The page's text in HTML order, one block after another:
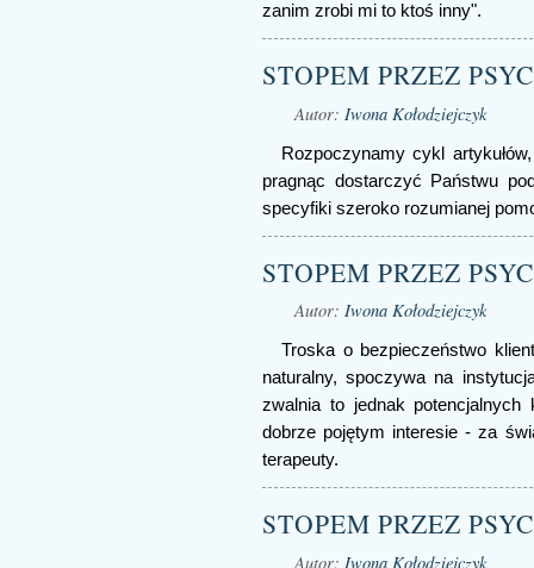
zanim zrobi mi to ktoś inny".
STOPEM PRZEZ
Autor: Iwona Kołodziejczyk
Rozpoczynamy cykl
pragnąc dostarczyć Państwu
specyfiki szeroko rozumianej
STOPEM PRZEZ
Autor: Iwona Kołodziejczyk
Troska o bezpieczeństwo
naturalny, spoczywa na
zwalnia to jednak potencjalnych
dobrze pojętym interesie - za
terapeuty.
STOPEM PRZEZ
Autor: Iwona Kołodziejczyk